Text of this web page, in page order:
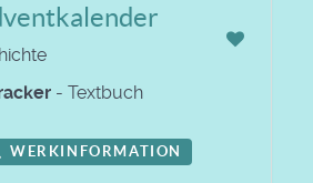
- Textbuch
WERKINFORMATION